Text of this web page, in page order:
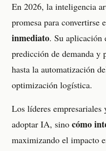
En 2026, la inteligencia
promesa para convertirse
inmediato. Su aplicación
predicción de demanda y
hasta la automatización
optimización logística.
Los líderes empresariales
adoptar IA, sino cómo
maximizando el impacto